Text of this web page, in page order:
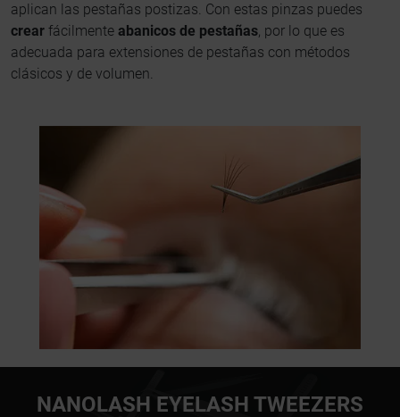
aplican las pestañas postizas. Con estas pinzas puedes
crear fácilmente abanicos de pestañas, por lo que es
adecuada para extensiones de pestañas con métodos
clásicos y de volumen.
NANOLASH EYELASH TWEEZERS